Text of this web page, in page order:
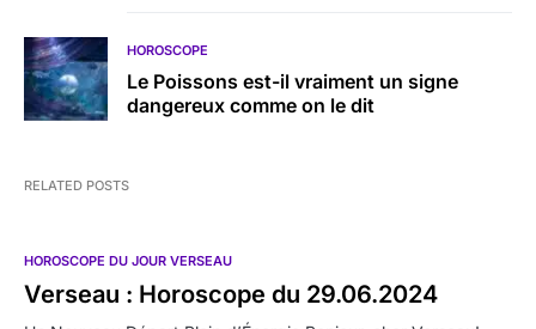
HOROSCOPE
Le Poissons est-il vraiment un signe
dangereux comme on le dit
RELATED POSTS
HOROSCOPE DU JOUR VERSEAU
Verseau : Horoscope du 29.06.2024